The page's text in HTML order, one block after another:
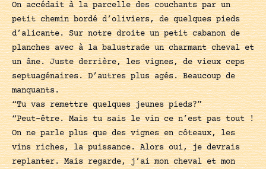
On accédait à la parcelle des couchants par un
petit chemin bordé d’oliviers, de quelques pieds
d’alicante. Sur notre droite un petit cabanon de
planches avec à la balustrade un charmant cheval et
un âne. Juste derrière, les vignes, de vieux ceps
septuagénaires. D’autres plus agés. Beaucoup de
manquants.
“Tu vas remettre quelques jeunes pieds?”
“Peut-être. Mais tu sais le vin ce n’est pas tout !
On ne parle plus que des vignes en côteaux, les
vins riches, la puissance. Alors oui, je devrais
replanter. Mais regarde, j’ai mon cheval et mon